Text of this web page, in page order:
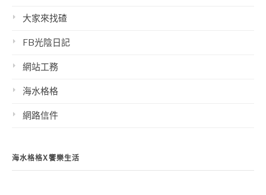
大家來找碴
FB光陰日記
網站工務
海水格格
網路信件
海水格格X饗樂生活